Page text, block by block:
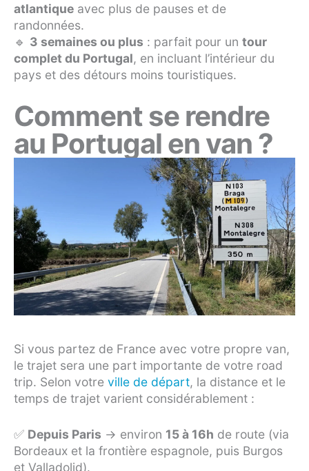
atlantique avec plus de pauses et de
randonnées.
🔹 3 semaines ou plus : parfait pour un tour
complet du Portugal, en incluant l’intérieur du
pays et des détours moins touristiques.
Comment se rendre
au Portugal en van ?
Si vous partez de France avec votre propre van,
le trajet sera une part importante de votre road
trip. Selon votre ville de départ, la distance et le
temps de trajet varient considérablement :
✅ Depuis Paris → environ 15 à 16h de route (via
Bordeaux et la frontière espagnole, puis Burgos
et Valladolid).